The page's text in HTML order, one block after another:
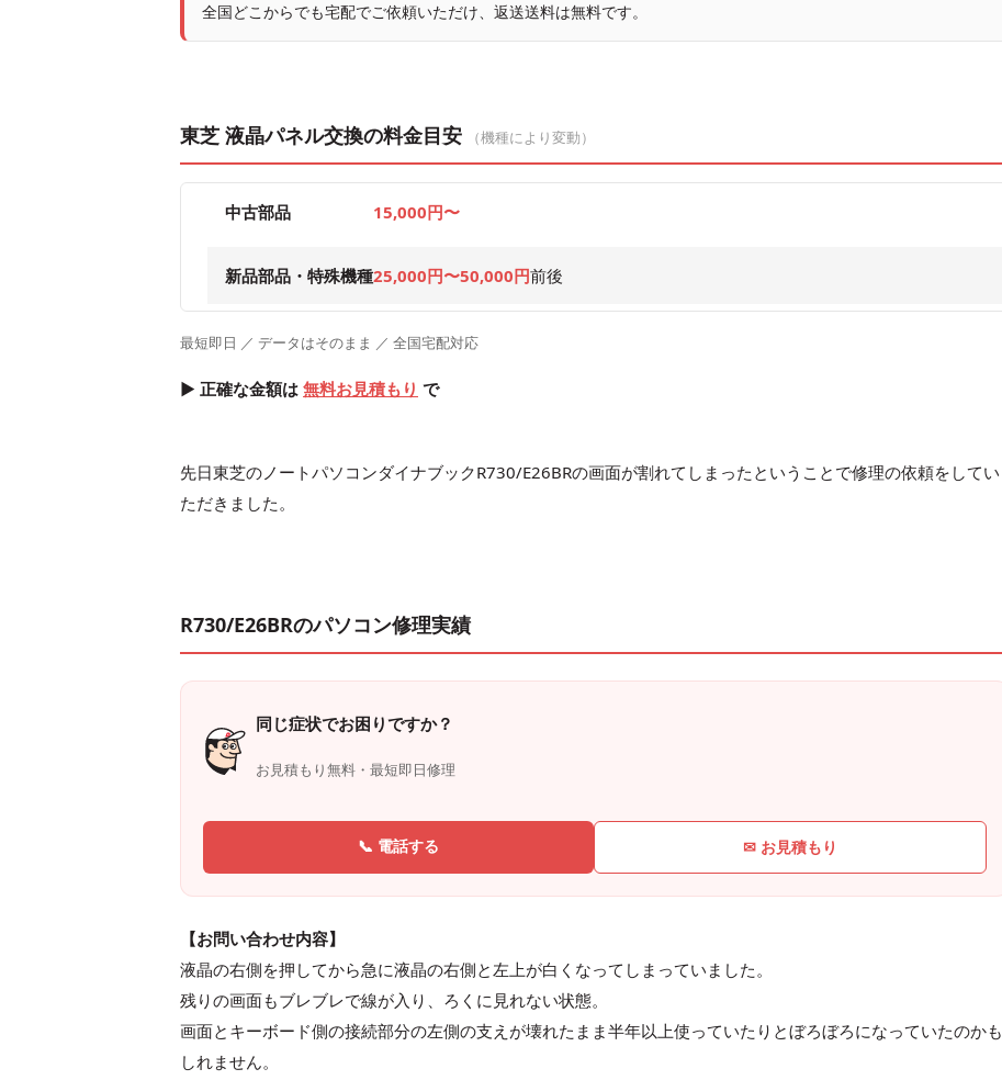
全国どこからでも宅配でご依頼いただけ、返送送料は無料です。
東芝 液晶パネル交換の料金目安 （機種により変動）
中古部品 15,000円〜
新品部品・特殊機種25,000円〜50,000円前後
最短即日 ／ データはそのまま ／ 全国宅配対応
▶ 正確な金額は 無料お見積もり で
先日東芝のノートパソコンダイナブックR730/E26BRの画面が割れてしまったということで修理の依頼をしてい
ただきました。
R730/E26BRのパソコン修理実績
同じ症状でお困りですか？
お見積もり無料・最短即日修理
📞 電話する ✉ お見積もり
【お問い合わせ内容】
液晶の右側を押してから急に液晶の右側と左上が白くなってしまっていました。
残りの画面もブレブレで線が入り、ろくに見れない状態。
画面とキーボード側の接続部分の左側の支えが壊れたまま半年以上使っていたりとぼろぼろになっていたのかも
しれません。